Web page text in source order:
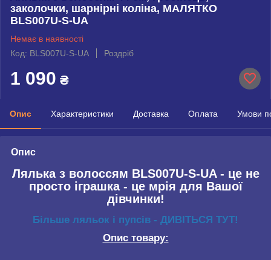
заколочки, шарнірні коліна, МАЛЯТКО
BLS007U-S-UA
Немає в наявності
Код: BLS007U-S-UA
Роздріб
1 090 ₴
Опис Характеристики Доставка Оплата Умови
Опис
Лялька з волоссям BLS007U-S-UA- це не
просто іграшка - це мрія для Вашої
дівчинки!
Більше ляльок і пупсів - ДИВІТЬСЯ ТУТ!
Опис товару: